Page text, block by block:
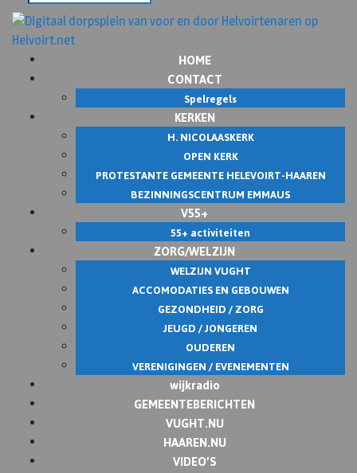
HOME
CONTACT
Spelregels
KERKEN
H. NICOLAASKERK
OPEN KERK
PROTESTANTE GEMEENTE HELEVOIRT-HAAREN
BEZINNINGSCENTRUM EMMAUS
V55+
55+ activiteiten
ZORG/WELZIJN
WELZIJN VUGHT
ACCOMODATIES EN GEBOUWEN
GEZONDHEID / ZORG
JEUGD / JONGEREN
OUDEREN
VERENIGINGEN / EVENEMENTEN
wijkradio
GEMEENTEBERICHTEN
VUGHT.NU
HAAREN.NU
VIDEO’S